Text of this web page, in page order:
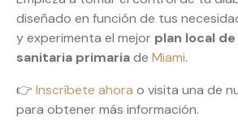
diseñado en función de tus
y experimenta el mejor plan local
sanitaria primariade Miami.
👉 Inscríbete ahora o visita una de
para obtener más información.